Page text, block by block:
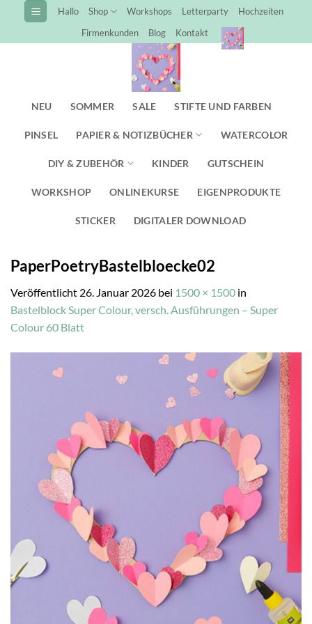
Inhalt
springen
Hallo Shop Workshops Letterparty
Hochzeiten
Firmenkunden
Blog Kontakt
NEU SOMMER SALE STIFTE UND FARBEN
PINSEL PAPIER & NOTIZBÜCHER WATERCOLOR
DIY & ZUBEHÖR KINDER GUTSCHEIN
WORKSHOP ONLINEKURSE EIGENPRODUKTE
STICKER DIGITALER DOWNLOAD
PaperPoetryBastelbloecke02
Veröffentlicht 26. Januar 2026 bei 1500 × 1500 in
Bastelblock Super Colour, versch. Ausführungen – Super
Colour 60 Blatt